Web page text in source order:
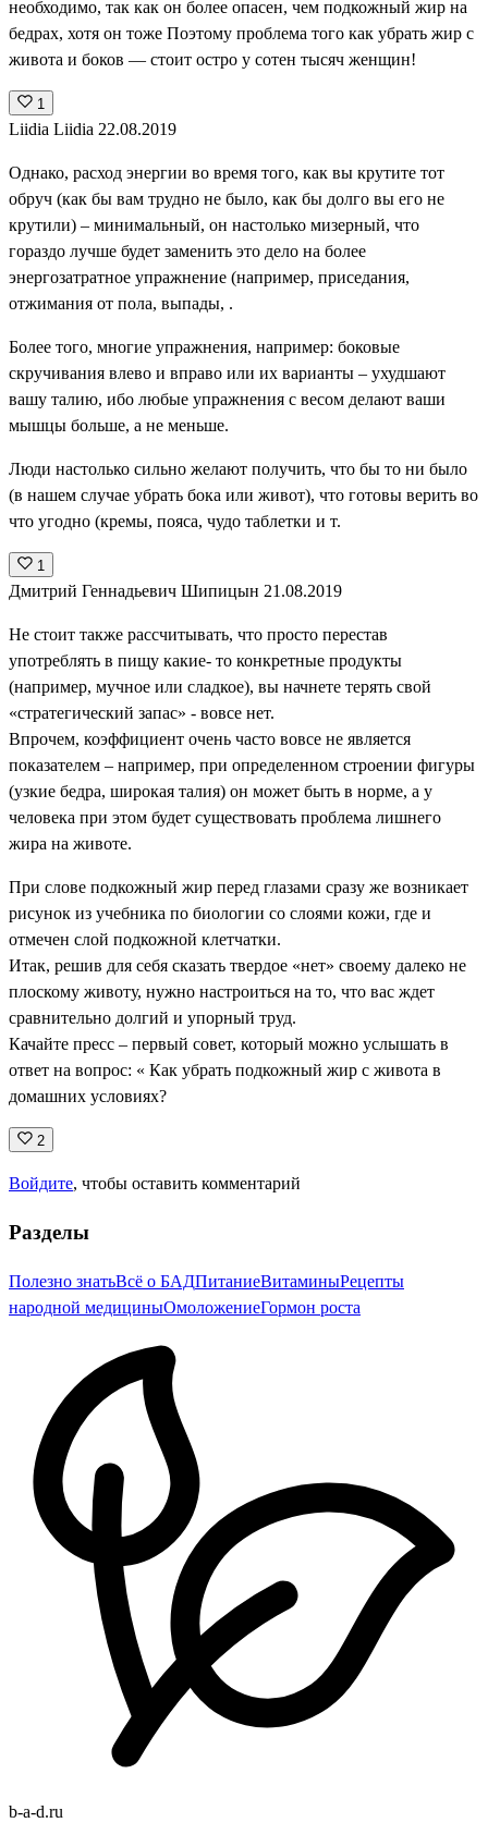
необходимо, так как он более опасен, чем подкожный жир на
бедрах, хотя он тоже Поэтому проблема того как убрать жир с
живота и боков — стоит остро у сотен тысяч женщин!
1
Liidia Liidia 22.08.2019
Однако, расход энергии во время того, как вы крутите тот
обруч (как бы вам трудно не было, как бы долго вы его не
крутили) – минимальный, он настолько мизерный, что
гораздо лучше будет заменить это дело на более
энергозатратное упражнение (например, приседания,
отжимания от пола, выпады, .
Более того, многие упражнения, например: боковые
скручивания влево и вправо или их варианты – ухудшают
вашу талию, ибо любые упражнения с весом делают ваши
мышцы больше, а не меньше.
Люди настолько сильно желают получить, что бы то ни было
(в нашем случае убрать бока или живот), что готовы верить во
что угодно (кремы, пояса, чудо таблетки и т.
1
Дмитрий Геннадьевич Шипицын 21.08.2019
Не стоит также рассчитывать, что просто перестав
употреблять в пищу какие- то конкретные продукты
(например, мучное или сладкое), вы начнете терять свой
«стратегический запас» - вовсе нет.
Впрочем, коэффициент очень часто вовсе не является
показателем – например, при определенном строении фигуры
(узкие бедра, широкая талия) он может быть в норме, а у
человека при этом будет существовать проблема лишнего
жира на животе.
При слове подкожный жир перед глазами сразу же возникает
рисунок из учебника по биологии со слоями кожи, где и
отмечен слой подкожной клетчатки.
Итак, решив для себя сказать твердое «нет» своему далеко не
плоскому животу, нужно настроиться на то, что вас ждет
сравнительно долгий и упорный труд.
Качайте пресс – первый совет, который можно услышать в
ответ на вопрос: « Как убрать подкожный жир с живота в
домашних условиях?
2
Войдите, чтобы оставить комментарий
Разделы
Полезно знатьВсё о БАДПитаниеВитаминыРецепты
народной медициныОмоложениеГормон роста
b-a-d.ru